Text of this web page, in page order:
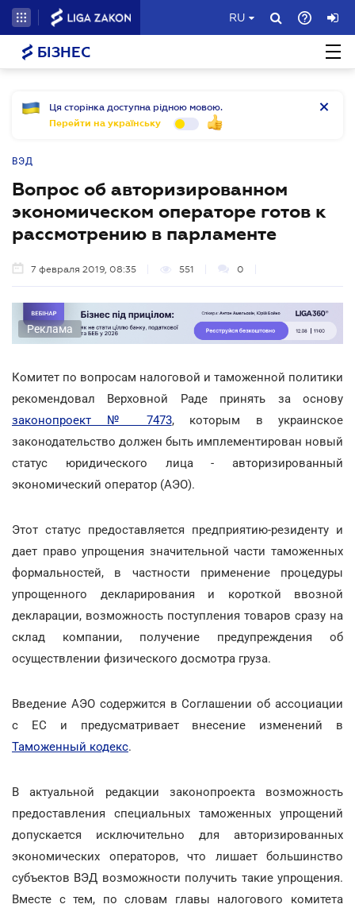
RU
БІЗНЕС
Ця сторінка доступна рідною мовою.
Перейти на українську
ВЭД
Вопрос об авторизированном
экономическом операторе готов к
рассмотрению в парламенте
7 февраля 2019, 08:35 551 0
Реклама
Комитет по вопросам налоговой и таможенной политики
рекомендовал Верховной Раде принять за основу
законопроект № 7473, которым в украинское
законодательство должен быть имплементирован новый
статус юридического лица - авторизированный
экономический оператор (АЭО).
Этот статус предоставляется предприятию-резиденту и
дает право упрощения значительной части таможенных
формальностей, в частности применение процедуры
упрощенного декларирования и короткой ввозной
декларации, возможность поступления товаров сразу на
склад компании, получение предупреждения об
осуществлении физического досмотра груза.
Введение АЭО содержится в Соглашении об ассоциации
с ЕС и предусматривает внесение изменений в
Таможенный кодекс.
В актуальной редакции законопроекта возможность
предоставления специальных таможенных упрощений
допускается исключительно для авторизированных
экономических операторов, что лишает большинство
субъектов ВЭД возможности получить такие упрощения.
Вместе с тем, по словам главы налогового комитета